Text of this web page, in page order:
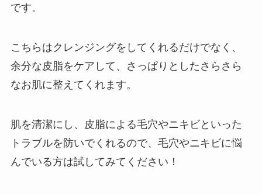
です。
こちらはクレンジングをしてくれるだけでなく、
余分な皮脂をケアして、さっぱりとしたさらさら
なお肌に整えてくれます。
肌を清潔にし、皮脂による毛穴やニキビといった
トラブルを防いでくれるので、毛穴やニキビに悩
んでいる方は試してみてください！